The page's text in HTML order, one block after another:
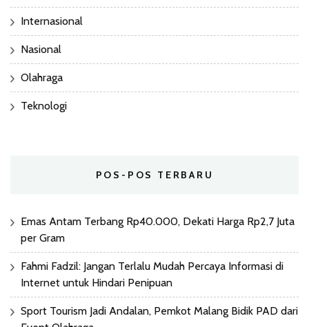
Internasional
Nasional
Olahraga
Teknologi
POS-POS TERBARU
Emas Antam Terbang Rp40.000, Dekati Harga Rp2,7 Juta
per Gram
Fahmi Fadzil: Jangan Terlalu Mudah Percaya Informasi di
Internet untuk Hindari Penipuan
Sport Tourism Jadi Andalan, Pemkot Malang Bidik PAD dari